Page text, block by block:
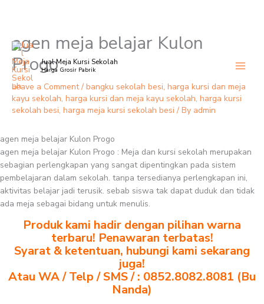
Skip
content
Jual Meja Kursi Sekolah
Harga Grosir Pabrik
agen meja belajar Kulon
Progo
Leave a Comment / bangku sekolah besi, harga kursi dan meja
kayu sekolah, harga kursi dan meja kayu sekolah, harga kursi
sekolah besi, harga meja kursi sekolah besi / By admin
agen meja belajar Kulon Progo
agen meja belajar Kulon Progo : Meja dan kursi sekolah merupakan
sebagian perlengkapan yang sangat dipentingkan pada sistem
pembelajaran dalam sekolah. tanpa tersedianya perlengkapan ini,
aktivitas belajar jadi terusik. sebab siswa tak dapat duduk dan tidak
ada meja sebagai bidang untuk menulis.
Produk kami hadir dengan pilihan warna
terbaru! Penawaran terbatas!
Syarat & ketentuan, hubungi kami sekarang
juga!
Atau WA / Telp / SMS / : 0852.8082.8081 (Bu
Nanda)